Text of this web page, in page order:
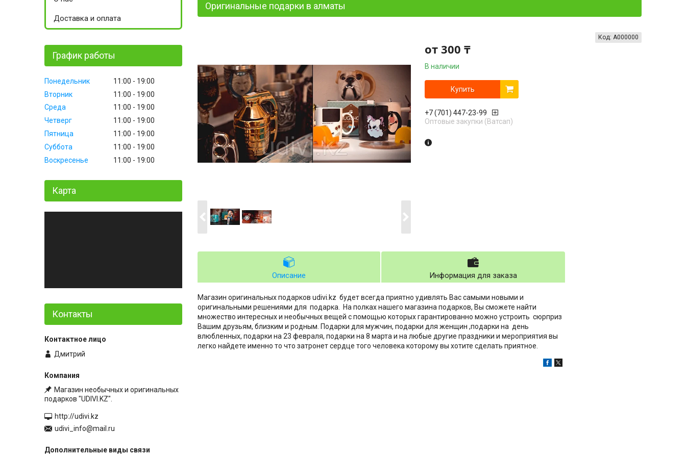
Оригинальные подарки в алматы
от 300 ₸
В наличии
Код: А000000
Купить
+7 (701) 447-23-99
Оптовые закупки (Ватсап)
Описание Информация для заказа
Магазин оригинальных подарков udivi.kz будет всегда приятно удивлять Вас самыми новыми и
оригинальными решениями для подарка. На полках нашего магазина подарков, Вы сможете найти
множество интересных и необычных вещей с помощью которых гарантированно можно устроить сюрприз
Вашим друзьям, близким и родным. Подарки для мужчин, подарки для женщин ,подарки на день
влюбленных, подарки на 23 февраля, подарки на 8 марта и на любые другие праздники и мероприятия вы
легко найдете именно то что затронет сердце того человека которому вы хотите сделать приятное.
Доставка и оплата
График работы
Понедельник 11:00
19:00
Вторник
11:00
19:00
Среда
11:00
19:00
Четверг
11:00
19:00
Пятница
11:00
19:00
Суббота
11:00
19:00
Воскресенье
11:00 19:00
Карта
Контакты
Дмитрий
Магазин необычных и оригинальных
подарков "UDIVI.KZ".
http://udivi.kz
udivi_info@mail.ru